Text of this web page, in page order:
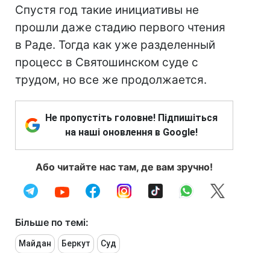
Спустя год такие инициативы не
прошли даже стадию первого чтения
в Раде. Тогда как уже разделенный
процесс в Святошинском суде с
трудом, но все же продолжается.
Не пропустіть головне! Підпишіться
на наші оновлення в Google!
Або читайте нас там, де вам зручно!
Більше по темі:
Майдан Беркут Суд